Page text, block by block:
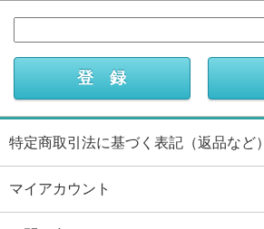
特定商取引法に基づく表記（返品など）
マイアカウント